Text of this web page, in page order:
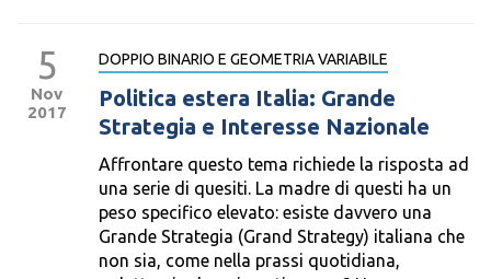
5
Nov
2017
DOPPIO BINARIO E GEOMETRIA VARIABILE
Politica estera Italia: Grande
Strategia e Interesse Nazionale
Affrontare questo tema richiede la risposta ad
una serie di quesiti. La madre di questi ha un
peso specifico elevato: esiste davvero una
Grande Strategia (Grand Strategy) italiana che
non sia, come nella prassi quotidiana,